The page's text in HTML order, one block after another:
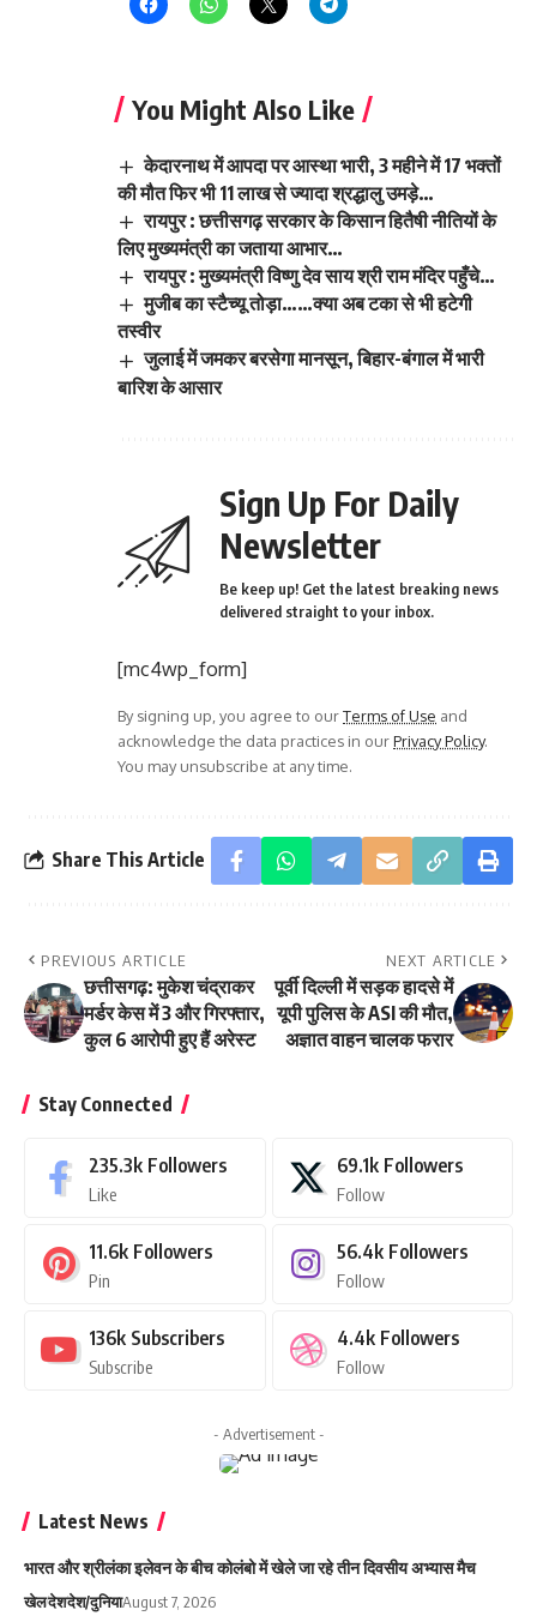
You Might Also Like
केदारनाथ में आपदा पर आस्था भारी, 3 महीने में 17 भक्तों
की मौत फिर भी 11 लाख से ज्यादा श्रद्धालु उमड़े…
रायपुर : छत्तीसगढ़ सरकार के किसान हितैषी नीतियों के
लिए मुख्यमंत्री का जताया आभार…
रायपुर : मुख्यमंत्री विष्णु देव साय श्री राम मंदिर पहुँचे…
मुजीब का स्टैच्यू तोड़ा……क्या अब टका से भी हटेगी
तस्वीर
जुलाई में जमकर बरसेगा मानसून, बिहार-बंगाल में भारी
बारिश के आसार
Sign Up For Daily
Newsletter
Be keep up! Get the latest breaking news
delivered straight to your inbox.
[mc4wp_form]
By signing up, you agree to ourTerms of Use and
acknowledge the data practices in ourPrivacy Policy.
You may unsubscribe at any time.
Share This Article
PREVIOUS ARTICLE
छत्तीसगढ़: मुकेश चंद्राकर
मर्डर केस में 3 और गिरफ्तार,
कुल 6 आरोपी हुए हैं अरेस्ट
NEXT ARTICLE
पूर्वी दिल्ली में सड़क हादसे में
यूपी पुलिस के ASI की मौत,
अज्ञात वाहन चालक फरार
Stay Connected
235.3k Followers
Like
69.1k Followers
Follow
11.6k Followers
Pin
56.4k Followers
Follow
136k Subscribers
Subscribe
4.4k Followers
Follow
- Advertisement -
Latest News
भारत और श्रीलंका इलेवन के बीच कोलंबो में खेले जा रहे तीन दिवसीय अभ्यास मैच
खेलदेशदेश/दुनियाAugust 7, 2026